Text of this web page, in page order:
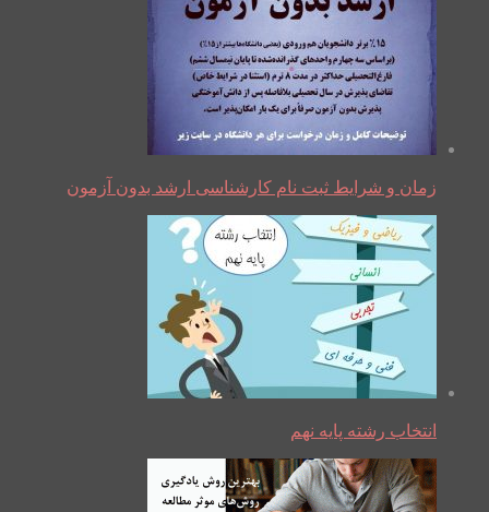
زمان و شرایط ثبت نام کارشناسی ارشد بدون آزمون
انتخاب رشته پایه نهم